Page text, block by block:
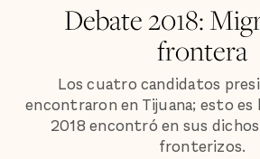
Debate 2018:
frontera
Los cuatro candidatos
encontraron en Tijuana; esto es
2018 encontró en sus
fronterizos.